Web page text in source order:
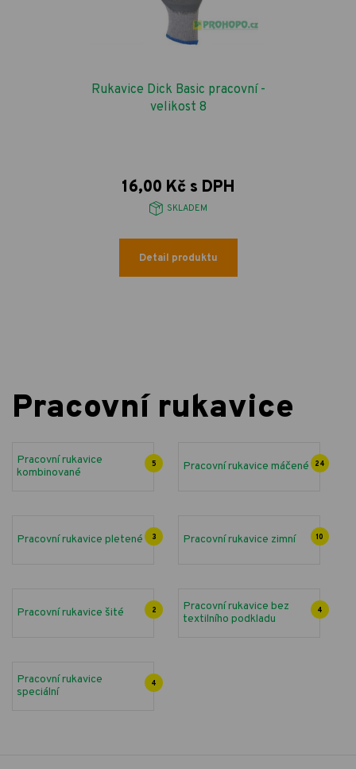
Rukavice Dick Basic pracovní -
velikost 8
16,00 Kč s DPH
SKLADEM
Detail produktu
Pracovní rukavice
Pracovní rukavice
kombinované
5 Pracovní rukavice máčené 24
Pracovní rukavice pletené 3 Pracovní rukavice zimní 10
Pracovní rukavice šité 2
Pracovní rukavice bez
textilního podkladu
4
Pracovní rukavice
speciální
4